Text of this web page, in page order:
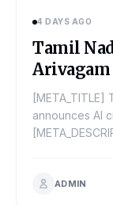
4 DAYS AGO
Tamil
announces AI
ADMIN